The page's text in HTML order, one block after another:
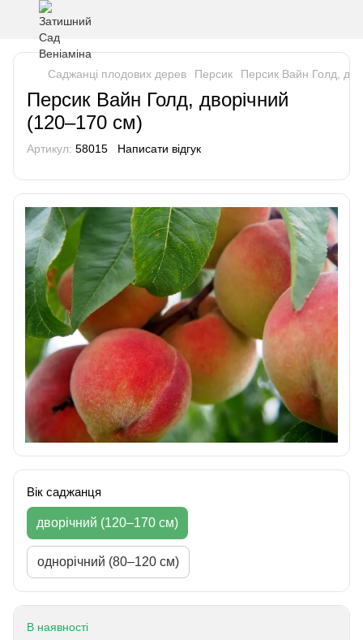
Саджанці плодових дерев Персик Персик Вайн Голд,
Персик Вайн Голд, дворічний
(120–170 см)
Артикул: 58015 Написати відгук
Вік саджанця
дворічний (120–170 см)
однорічний (80–120 см)
В наявності